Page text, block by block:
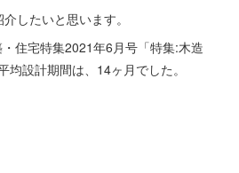
したいと思います。
住宅特集2021年6月号「特集:木造
均設計期間は、14ヶ月でした。